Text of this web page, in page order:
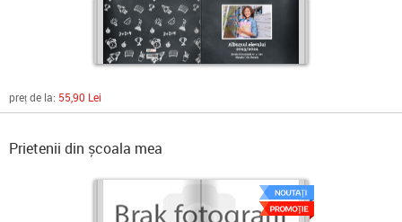
preț de la: 55,90 Lei
Prietenii din școala mea